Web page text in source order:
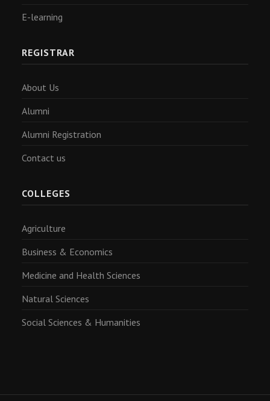
E-learning
REGISTRAR
About Us
Alumni
Alumni Registration
Contact us
COLLEGES
Agriculture
Business & Economics
Medicine and Health Sciences
Natural Sciences
Social Sciences & Humanities